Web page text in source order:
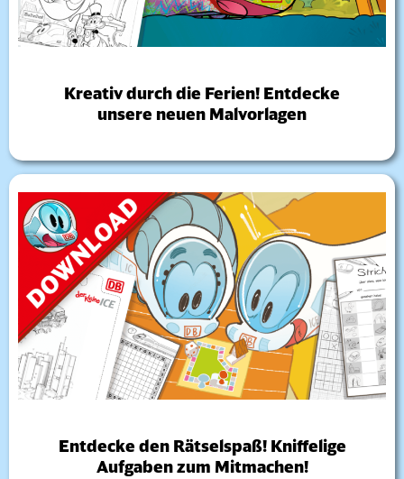
Kreativ durch die Ferien! Entdecke
unsere neuen Malvorlagen
Entdecke den Rätselspaß! Kniffelige
Aufgaben zum Mitmachen!